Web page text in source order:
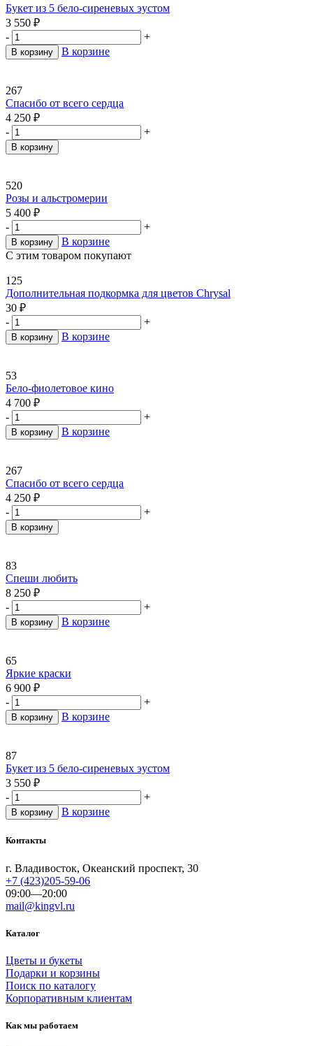
Букет из 5 бело-сиреневых эустом
3 550 ₽
-
+
В корзину В корзине
267
Спасибо от всего сердца
4 250 ₽
-
+
В корзину
520
Розы и альстромерии
5 400 ₽
-
+
В корзину
В корзине
С этим товаром покупают
125
Дополнительная подкормка для цветов Chrysal
30 ₽
-
+
В корзину В корзине
53
Бело-фиолетовое кино
4 700 ₽
-
+
В корзину В корзине
267
Спасибо от всего сердца
4 250 ₽
-
+
В корзину
83
Спеши любить
8 250 ₽
-
+
В корзину В корзине
65
Яркие краски
6 900 ₽
-
+
В корзину В корзине
87
Букет из 5 бело-сиреневых эустом
3 550 ₽
-
+
В корзину В корзине
Контакты
г. Владивосток, Океанский проспект, 30
+7 (423)205-59-06
09:00—20:00
mail@kingvl.ru
Каталог
Цветы и букеты
Подарки и корзины
Поиск по каталогу
Корпоративным клиентам
Как мы работаем